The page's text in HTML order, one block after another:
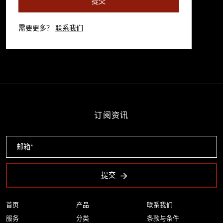
需要更多？ 联系我们
首页
服务
产品
分类
联系我们
条款与条件
订阅资讯
提交